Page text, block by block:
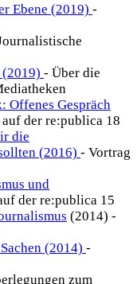
Ebene (2019) -
- Über die
Gespräch
der re:publica 18
die
(2016) - Vortrag
und
der re:publica 15
(2014) -
(2014) -
zum